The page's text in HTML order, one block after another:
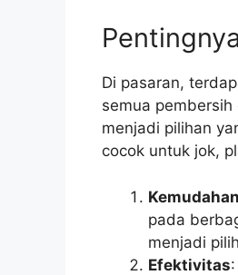
Di pasaran,
semua
menjadi pilihan
cocok untuk jok,
pada
menjadi
Efektivitas